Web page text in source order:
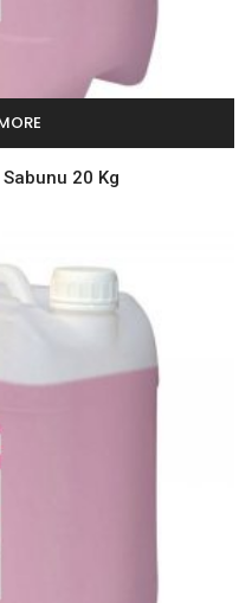
Sabunu 20 Kg